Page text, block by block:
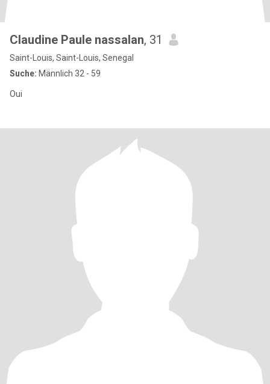
Claudine Paule nassalan, 31
Saint-Louis, Saint-Louis, Senegal
Suche: Männlich 32 - 59
Oui